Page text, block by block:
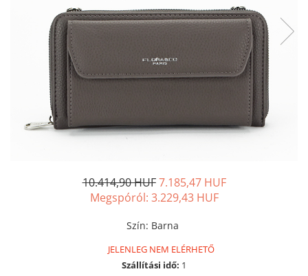
10.414,90 HUF 7.185,47 HUF
Megspóról: 3.229,43 HUF
Szín: Barna
JELENLEG NEM ELÉRHETŐ
Szállítási idő: 1